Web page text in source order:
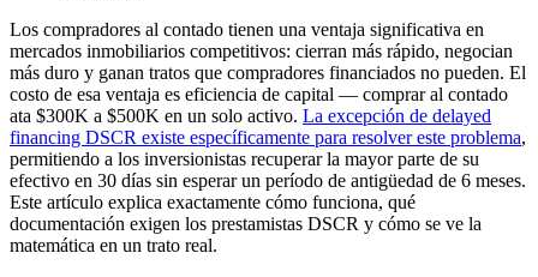
Los compradores al contado tienen una ventaja significativa en
mercados inmobiliarios competitivos: cierran más rápido, negocian
más duro y ganan tratos que compradores financiados no pueden. El
costo de esa ventaja es eficiencia de capital — comprar al contado
ata $300K a $500K en un solo activo. La excepción de delayed
financing DSCR existe específicamente para resolver este problema,
permitiendo a los inversionistas recuperar la mayor parte de su
efectivo en 30 días sin esperar un período de antigüedad de 6 meses.
Este artículo explica exactamente cómo funciona, qué
documentación exigen los prestamistas DSCR y cómo se ve la
matemática en un trato real.